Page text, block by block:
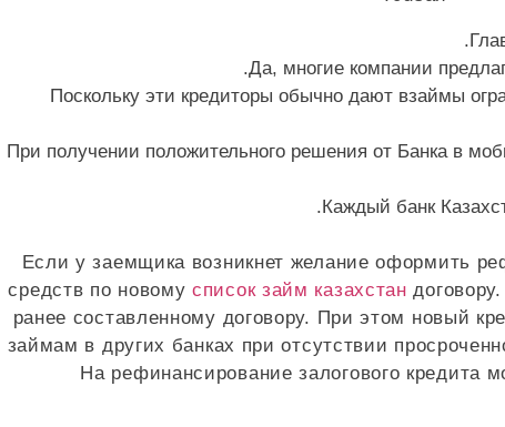
Да, многие компании
Поскольку эти кредиторы обычно дают взаймы
При получении положительного решения от Банка в
Каждый банк
Если у заемщика возникнет желание оформить
средств по новомусписок займ казахстан
ранее составленному договору. При этом новый
займам в других банках при отсутствии
На рефинансирование залогового кредита